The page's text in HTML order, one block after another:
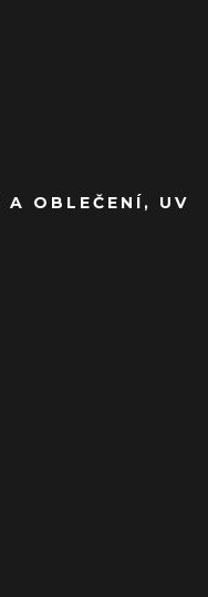
A OBLEČENÍ, UV